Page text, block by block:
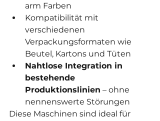
arm Farben
Kompatibilität mit
verschiedenen
Verpackungsformaten wie
Beutel, Kartons und Tüten
Nahtlose Integration in
bestehende
Produktionslinien – ohne
nennenswerte Störungen
Diese Maschinen sind ideal für